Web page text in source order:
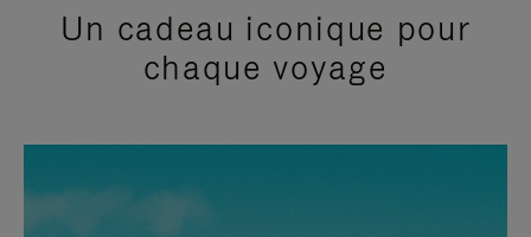
Un cadeau iconique pour
chaque voyage